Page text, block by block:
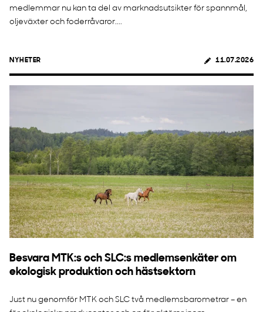
medlemmar nu kan ta del av marknadsutsikter för spannmål,
oljeväxter och foderråvaror....
NYHETER 11.07.2026
Besvara MTK:s och SLC:s medlemsenkäter om
ekologisk produktion och hästsektorn
Just nu genomför MTK och SLC två medlemsbarometrar – en